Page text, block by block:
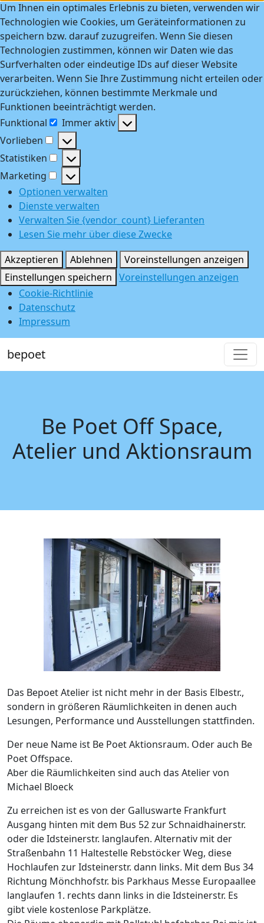
Um Ihnen ein optimales Erlebnis zu bieten, verwenden wir
Technologien wie Cookies, um Geräteinformationen zu
speichern bzw. darauf zuzugreifen. Wenn Sie diesen
Technologien zustimmen, können wir Daten wie das
Surfverhalten oder eindeutige IDs auf dieser Website
verarbeiten. Wenn Sie Ihre Zustimmung nicht erteilen oder
zurückziehen, können bestimmte Merkmale und
Funktionen beeinträchtigt werden.
Funktional
Funktional
Immer aktiv
Vorlieben
Vorlieben
Statistiken
Statistiken
Marketing
Marketing
Optionen verwalten
Dienste verwalten
Verwalten Sie {vendor_count} Lieferanten
Lesen Sie mehr über diese Zwecke
Akzeptieren
Ablehnen
Voreinstellungen anzeigen
Einstellungen speichern Voreinstellungen anzeigen
Cookie-Richtlinie
Datenschutz
Impressum
bepoet
Be Poet Off Space,
Atelier und Aktionsraum
Das Bepoet Atelier ist nicht mehr in der Basis Elbestr.,
sondern in größeren Räumlichkeiten in denen auch
Lesungen, Performance und Ausstellungen stattfinden.
Der neue Name ist Be Poet Aktionsraum. Oder auch Be
Poet Offspace.
Aber die Räumlichkeiten sind auch das Atelier von
Michael Bloeck
Zu erreichen ist es von der Galluswarte Frankfurt
Ausgang hinten mit dem Bus 52 zur Schnaidhainerstr.
oder die Idsteinerstr. langlaufen. Alternativ mit der
Straßenbahn 11 Haltestelle Rebstöcker Weg, diese
Hochlaufen zur Idsteinerstr. dann links. Mit dem Bus 34
Richtung Mönchhofstr. bis Parkhaus Messe Europaallee
langlaufen 1. rechts dann links in die Idsteinerstr. Es
gibt viele kostenlose Parkplätze.